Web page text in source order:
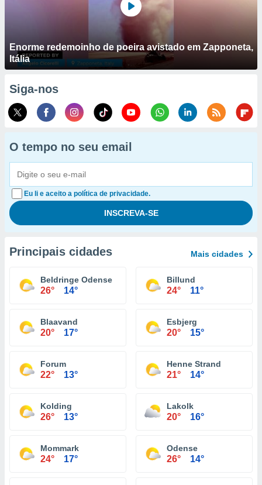
Enorme redemoinho de poeira avistado em Zapponeta,
Itália
Siga-nos
O tempo no seu email
Eu li e aceito a política de privacidade.
Principais cidades Mais cidades
Beldringe Odense
26° 14°
Billund
24° 11°
Blaavand
20° 17°
Esbjerg
20° 15°
Forum
22° 13°
Henne Strand
21° 14°
Kolding
26° 13°
Lakolk
20° 16°
Mommark
24° 17°
Odense
26° 14°